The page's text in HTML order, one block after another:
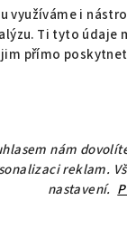
využíváme i
Ti tyto
přímo
nám
reklam.
nastavení.